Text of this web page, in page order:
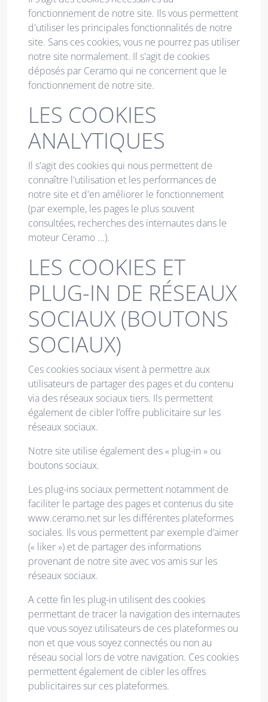
fonctionnement de notre site. Ils vous permettent
d'utiliser les principales fonctionnalités de notre
site. Sans ces cookies, vous ne pourrez pas utiliser
notre site normalement. Il s'agit de cookies
déposés par Ceramo qui ne concernent que le
fonctionnement de notre site.
LES COOKIES
ANALYTIQUES
Il s'agit des cookies qui nous permettent de
connaître l'utilisation et les performances de
notre site et d'en améliorer le fonctionnement
(par exemple, les pages le plus souvent
consultées, recherches des internautes dans le
moteur Ceramo ...).
LES COOKIES ET
PLUG-IN DE RÉSEAUX
SOCIAUX (BOUTONS
SOCIAUX)
Ces cookies sociaux visent à permettre aux
utilisateurs de partager des pages et du contenu
via des réseaux sociaux tiers. Ils permettent
également de cibler l’offre publicitaire sur les
réseaux sociaux.
Notre site utilise également des « plug-in » ou
boutons sociaux.
Les plug-ins sociaux permettent notamment de
faciliter le partage des pages et contenus du site
www.ceramo.net sur les différentes plateformes
sociales. Ils vous permettent par exemple d’aimer
(« liker ») et de partager des informations
provenant de notre site avec vos amis sur les
réseaux sociaux.
A cette fin les plug-in utilisent des cookies
permettant de tracer la navigation des internautes
que vous soyez utilisateurs de ces plateformes ou
non et que vous soyez connectés ou non au
réseau social lors de votre navigation. Ces cookies
permettent également de cibler les offres
publicitaires sur ces plateformes.